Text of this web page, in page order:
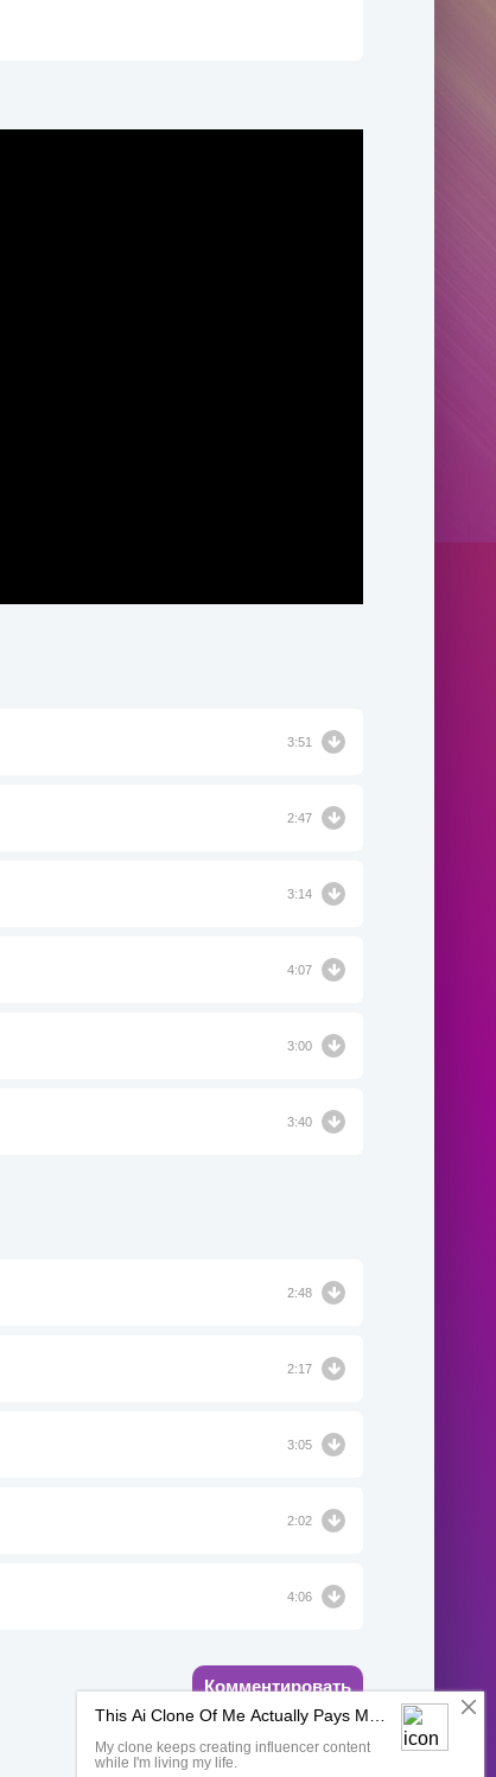
3:51
2:47
3:14
4:07
3:00
3:40
2:48
2:17
3:05
2:02
4:06
Комментировать